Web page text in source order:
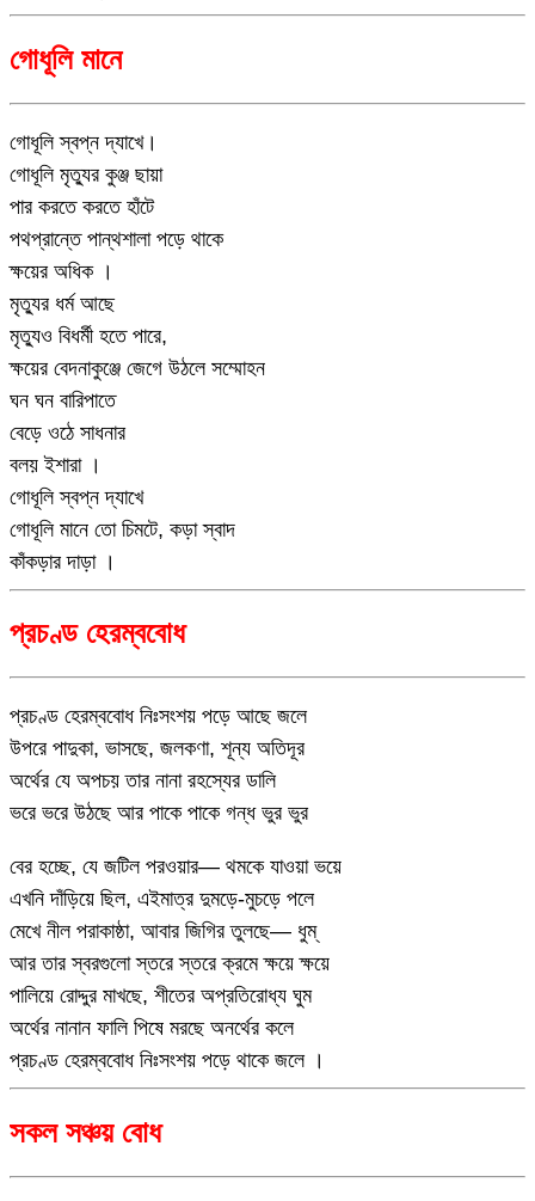
গোধূলি মানে
গোধূলি স্বপ্ন দ্যাখে।
গোধূলি মৃত্যুর কুঞ্জ ছায়া
পার করতে করতে হাঁটে
পথপ্রান্তে পান্থশালা পড়ে থাকে
ক্ষয়ের অধিক ।
মৃত্যুর ধর্ম আছে
মৃত্যুও বিধর্মী হতে পারে,
ক্ষয়ের বেদনাকুঞ্জে জেগে উঠলে সম্মোহন
ঘন ঘন বারিপাতে
বেড়ে ওঠে সাধনার
বলয় ইশারা ।
গোধূলি স্বপ্ন দ্যাখে
গোধূলি মানে তো চিমটে, কড়া স্বাদ
কাঁকড়ার দাড়া ।
প্রচণ্ড হেরম্ববোধ
প্রচণ্ড হেরম্ববোধ নিঃসংশয় পড়ে আছে জলে
উপরে পাদুকা, ভাসছে, জলকণা, শূন্য অতিদূর
অর্থের যে অপচয় তার নানা রহস্যের ডালি
ভরে ভরে উঠছে আর পাকে পাকে গন্ধ ভুর ভুর
বের হচ্ছে, যে জটিল পরওয়ার— থমকে যাওয়া ভয়ে
এখনি দাঁড়িয়ে ছিল, এইমাত্র দুমড়ে-মুচড়ে পলে
মেখে নীল পরাকাষ্ঠা, আবার জিগির তুলছে— ধুম্
আর তার স্বরগুলো স্তরে স্তরে ক্রমে ক্ষয়ে ক্ষয়ে
পালিয়ে রোদ্দুর মাখছে, শীতের অপ্রতিরোধ্য ঘুম
অর্থের নানান ফালি পিষে মরছে অনর্থের কলে
প্রচণ্ড হেরম্ববোধ নিঃসংশয় পড়ে থাকে জলে ।
সকল সঞ্চয় বোধ